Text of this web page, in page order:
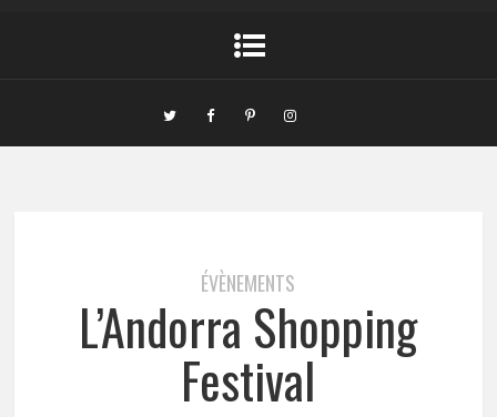
ÉVÈNEMENTS
L’Andorra Shopping
Festival